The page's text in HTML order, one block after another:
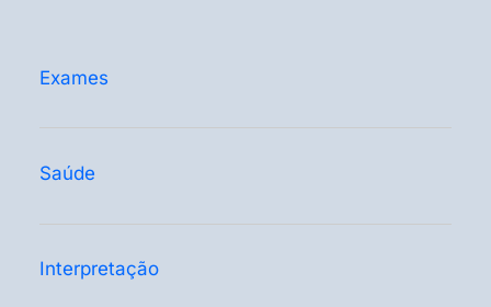
Exames
Saúde
Interpretação